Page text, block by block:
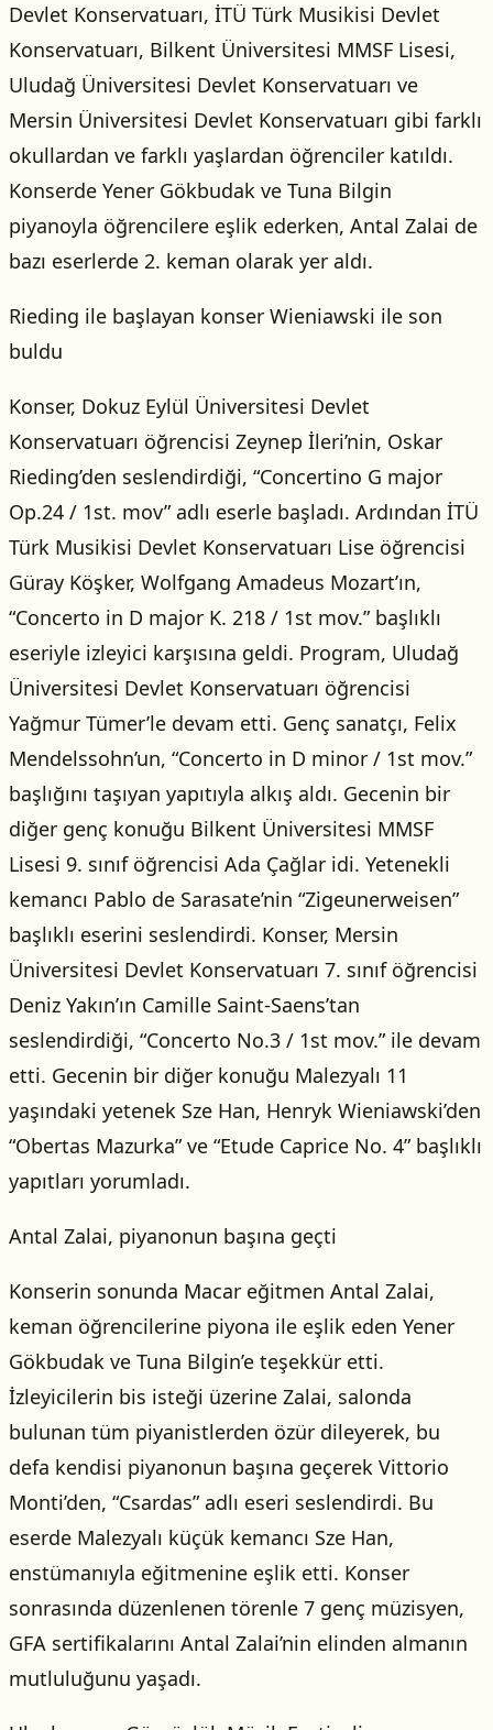
Devlet Konservatuarı, İTÜ Türk Musikisi Devlet
Konservatuarı, Bilkent Üniversitesi MMSF Lisesi,
Uludağ Üniversitesi Devlet Konservatuarı ve
Mersin Üniversitesi Devlet Konservatuarı gibi farklı
okullardan ve farklı yaşlardan öğrenciler katıldı.
Konserde Yener Gökbudak ve Tuna Bilgin
piyanoyla öğrencilere eşlik ederken, Antal Zalai de
bazı eserlerde 2. keman olarak yer aldı.
Rieding ile başlayan konser Wieniawski ile son
buldu
Konser, Dokuz Eylül Üniversitesi Devlet
Konservatuarı öğrencisi Zeynep İleri’nin, Oskar
Rieding’den seslendirdiği, “Concertino G major
Op.24 / 1st. mov” adlı eserle başladı. Ardından İTÜ
Türk Musikisi Devlet Konservatuarı Lise öğrencisi
Güray Köşker, Wolfgang Amadeus Mozart’ın,
“Concerto in D major K. 218 / 1st mov.” başlıklı
eseriyle izleyici karşısına geldi. Program, Uludağ
Üniversitesi Devlet Konservatuarı öğrencisi
Yağmur Tümer’le devam etti. Genç sanatçı, Felix
Mendelssohn’un, “Concerto in D minor / 1st mov.”
başlığını taşıyan yapıtıyla alkış aldı. Gecenin bir
diğer genç konuğu Bilkent Üniversitesi MMSF
Lisesi 9. sınıf öğrencisi Ada Çağlar idi. Yetenekli
kemancı Pablo de Sarasate’nin “Zigeunerweisen”
başlıklı eserini seslendirdi. Konser, Mersin
Üniversitesi Devlet Konservatuarı 7. sınıf öğrencisi
Deniz Yakın’ın Camille Saint-Saens’tan
seslendirdiği, “Concerto No.3 / 1st mov.” ile devam
etti. Gecenin bir diğer konuğu Malezyalı 11
yaşındaki yetenek Sze Han, Henryk Wieniawski’den
“Obertas Mazurka” ve “Etude Caprice No. 4” başlıklı
yapıtları yorumladı.
Antal Zalai, piyanonun başına geçti
Konserin sonunda Macar eğitmen Antal Zalai,
keman öğrencilerine piyona ile eşlik eden Yener
Gökbudak ve Tuna Bilgin’e teşekkür etti.
İzleyicilerin bis isteği üzerine Zalai, salonda
bulunan tüm piyanistlerden özür dileyerek, bu
defa kendisi piyanonun başına geçerek Vittorio
Monti’den, “Csardas” adlı eseri seslendirdi. Bu
eserde Malezyalı küçük kemancı Sze Han,
enstümanıyla eğitmenine eşlik etti. Konser
sonrasında düzenlenen törenle 7 genç müzisyen,
GFA sertifikalarını Antal Zalai’nin elinden almanın
mutluluğunu yaşadı.